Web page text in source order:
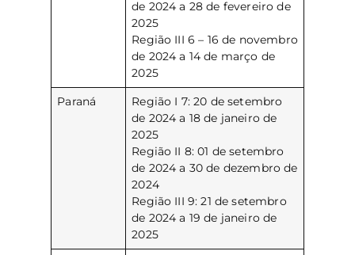
de 2024 a 28 de fevereiro de
2025
Região III 6 – 16 de novembro
de 2024 a 14 de março de
2025
Paraná
Região I 7: 20 de setembro
de 2024 a 18 de janeiro de
2025
Região II 8: 01 de setembro
de 2024 a 30 de dezembro de
2024
Região III 9: 21 de setembro
de 2024 a 19 de janeiro de
2025